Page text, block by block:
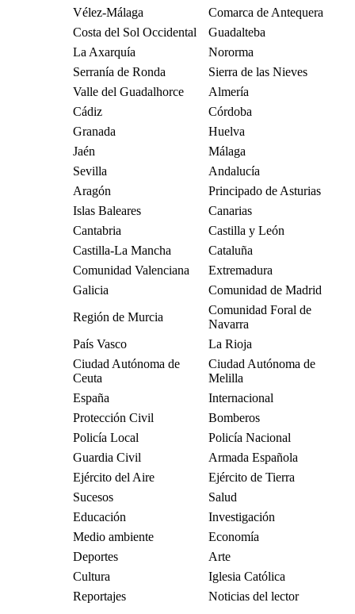
Vélez-Málaga
Comarca de Antequera
Costa del Sol Occidental
Guadalteba
La Axarquía
Nororma
Serranía de Ronda
Sierra de las Nieves
Valle del Guadalhorce
Almería
Cádiz
Córdoba
Granada
Huelva
Jaén
Málaga
Sevilla
Andalucía
Aragón
Principado de Asturias
Islas Baleares
Canarias
Cantabria
Castilla y León
Castilla-La Mancha
Cataluña
Comunidad Valenciana
Extremadura
Galicia
Comunidad de Madrid
Región de Murcia
Comunidad Foral de
Navarra
País Vasco
La Rioja
Ciudad Autónoma de
Ceuta
Ciudad Autónoma de
Melilla
España
Internacional
Protección Civil
Bomberos
Policía Local
Policía Nacional
Guardia Civil
Armada Española
Ejército del Aire
Ejército de Tierra
Sucesos
Salud
Educación
Investigación
Medio ambiente
Economía
Deportes
Arte
Cultura
Iglesia Católica
Reportajes
Noticias del lector